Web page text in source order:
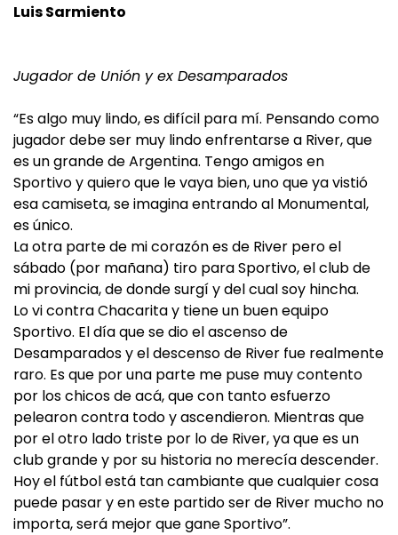
Luis Sarmiento
Jugador de Unión y ex Desamparados
“Es algo muy lindo, es difícil para mí. Pensando como
jugador debe ser muy lindo enfrentarse a River, que
es un grande de Argentina. Tengo amigos en
Sportivo y quiero que le vaya bien, uno que ya vistió
esa camiseta, se imagina entrando al Monumental,
es único.
La otra parte de mi corazón es de River pero el
sábado (por mañana) tiro para Sportivo, el club de
mi provincia, de donde surgí y del cual soy hincha.
Lo vi contra Chacarita y tiene un buen equipo
Sportivo. El día que se dio el ascenso de
Desamparados y el descenso de River fue realmente
raro. Es que por una parte me puse muy contento
por los chicos de acá, que con tanto esfuerzo
pelearon contra todo y ascendieron. Mientras que
por el otro lado triste por lo de River, ya que es un
club grande y por su historia no merecía descender.
Hoy el fútbol está tan cambiante que cualquier cosa
puede pasar y en este partido ser de River mucho no
importa, será mejor que gane Sportivo”.